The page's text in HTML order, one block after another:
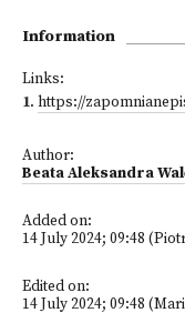
Information
Links:
1. https://
Author:
Beata Aleksandra
Added on:
14 July 2024; 09:48
Edited on:
14 July 2024; 09:48